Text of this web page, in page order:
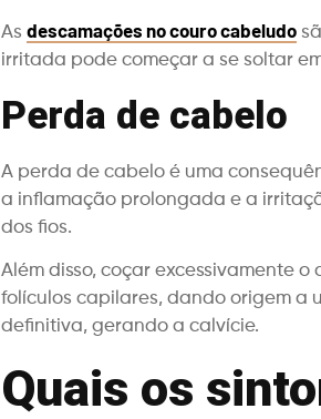
As descamações no couro cabeludo
irritada pode começar a se soltar
Perda de cabelo
A perda de cabelo é uma
a inflamação prolongada e a
dos fios.
Além disso, coçar excessivamente
folículos capilares, dando origem a
definitiva, gerando a calvície.
Quais os